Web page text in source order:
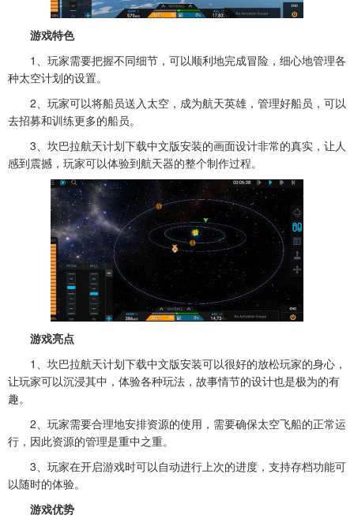
游戏特色
1、玩家需要把握不同细节，可以顺利地完成冒险，细心地管理各
种太空计划的设置。
2、玩家可以将船员送入太空，成为航天英雄，管理好船员，可以
去招募和训练更多的船员。
3、坎巴拉航天计划下载中文版安装的画面设计非常的真实，让人
感到震撼，玩家可以体验到航天器的整个制作过程。
游戏亮点
1、坎巴拉航天计划下载中文版安装可以很好的放松玩家的身心，
让玩家可以沉浸其中，体验各种玩法，故事情节的设计也是极为的有
趣。
2、玩家需要合理地安排资源的使用，需要确保太空飞船的正常运
行，因此资源的管理是重中之重。
3、玩家在开启游戏时可以自动进行上次的进度，支持存档功能可
以随时的体验。
游戏优势